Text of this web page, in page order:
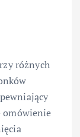
różnych
omówienie